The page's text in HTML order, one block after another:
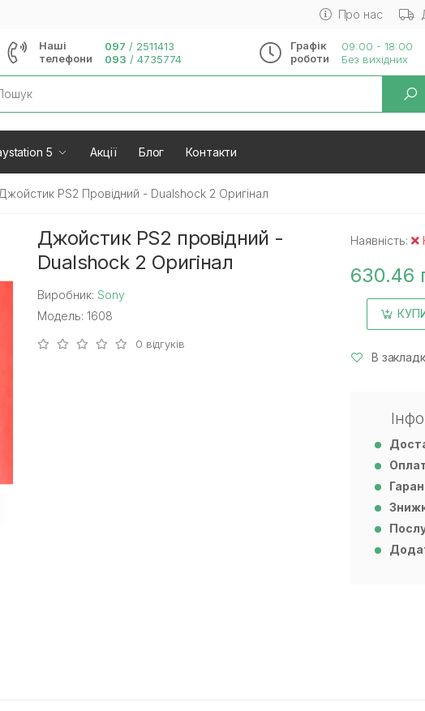
Про нас
Наші
телефони
097 / 2511413
093 / 4735774
Графік
роботи
09:00 - 18:00
Без вихiдних
5 Акції Блог Контакти
PS2 Провідний - Dualshock 2 Оригінал
Джойстик PS2 провідний -
Dualshock 2 Оригінал
Виробник: Sony
Модель: 1608
0 відгуків
Наявність:
630.46
В